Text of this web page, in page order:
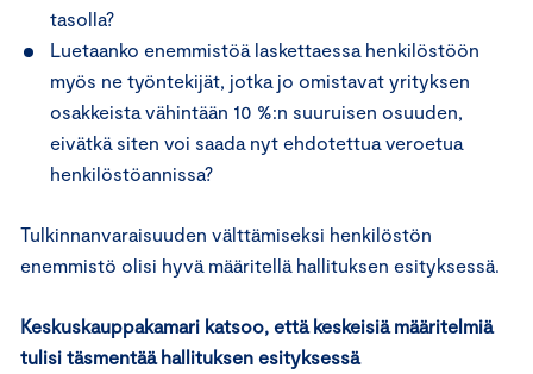
tasolla?
Luetaanko enemmistöä laskettaessa henkilöstöön
myös ne työntekijät, jotka jo omistavat yrityksen
osakkeista vähintään 10 %:n suuruisen osuuden,
eivätkä siten voi saada nyt ehdotettua veroetua
henkilöstöannissa?
Tulkinnanvaraisuuden välttämiseksi henkilöstön
enemmistö olisi hyvä määritellä hallituksen esityksessä.
Keskuskauppakamari katsoo, että keskeisiä määritelmiä
tulisi täsmentää hallituksen esityksessä